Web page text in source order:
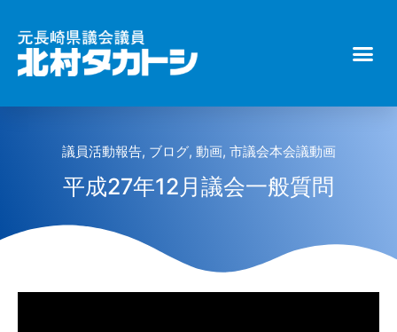
議員活動報告, ブログ, 動画, 市議会本会議動画
平成27年12月議会一般質問